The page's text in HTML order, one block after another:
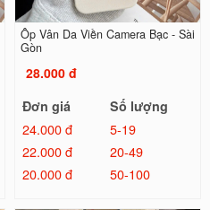
Ốp Vân Da Viền Camera Bạc - Sài
Gòn
28.000 đ
Đơn giá
Số lượng
24.000 đ
5-19
22.000 đ
20-49
20.000 đ
50-100